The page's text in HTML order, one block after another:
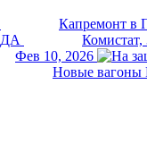
Капремонт в
Комистат,
Фев 10, 2026
Новые вагоны